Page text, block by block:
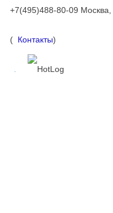
+7(495)488-80-09 Москва,
( Контакты)